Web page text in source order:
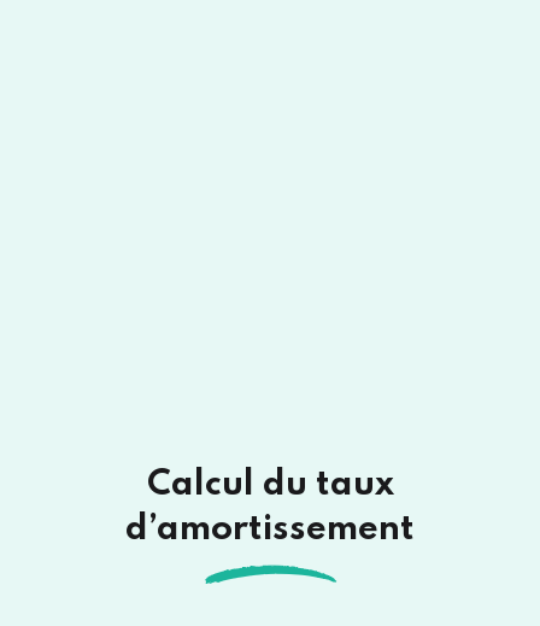
Calcul du taux
d’amortissement